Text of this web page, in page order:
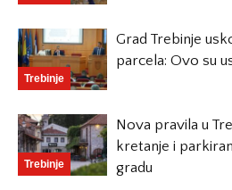
Trebinje
Grad Trebinje
parcela: Ovo su
Trebinje
Nova pravila u
kretanje i
gradu